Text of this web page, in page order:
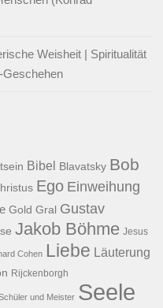
Weisheit | Spiritualität
Bibel Blavatsky Bob
Ego Einweihung
Gold Gral Gustav
Jakob Böhme Jesus
Cohen Liebe Läuterung
Rijckenborgh
und Meister Seele